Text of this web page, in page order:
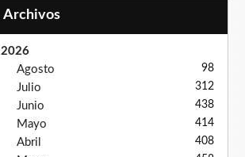
Archivos
2026
Agosto
98
Julio 312
Junio 438
Mayo 414
Abril 408